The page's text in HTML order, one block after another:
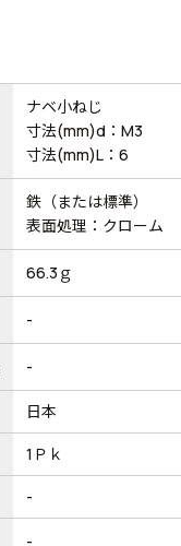
ナベ小ねじ
寸法(mm)d：M3
寸法(mm)L：6
鉄（または標準）
表面処理：クローム
66.3ｇ
-
-
日本
1Ｐｋ
-
-